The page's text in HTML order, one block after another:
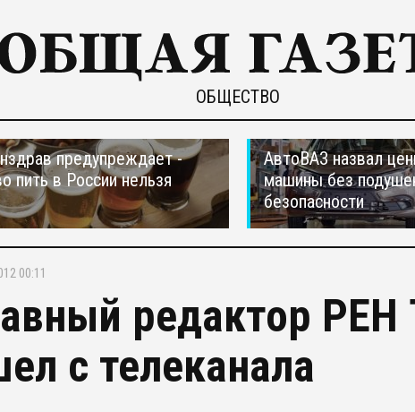
ОБЩЕСТВО
предупреждает -
пить в России нельзя
АвтоВАЗ назвал
машины без
безопасности
00:11
редактор
с телеканала